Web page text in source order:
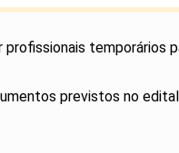
temporários
previstos no